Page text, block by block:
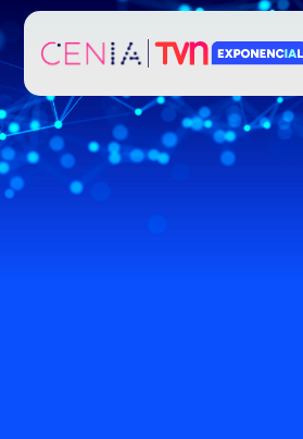
Click acá para ir directamente al